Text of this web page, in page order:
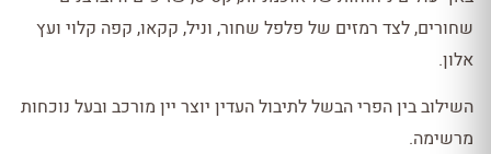
שחורים, לצד רמזים של פלפל שחור, וניל, קקאו, קפה קלוי ועץ
אלון.
השילוב בין הפרי הבשל לתיבול העדין יוצר יין מורכב ובעל נוכחות
מרשימה.